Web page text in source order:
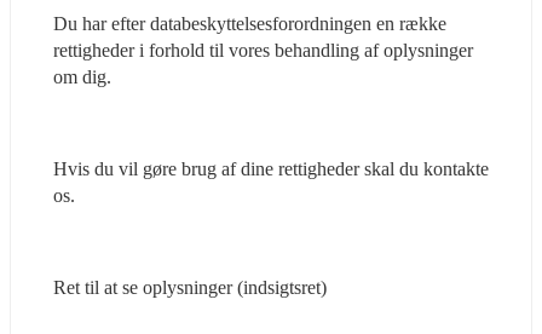
Du har efter databeskyttelsesforordningen en række
rettigheder i forhold til vores behandling af oplysninger
om dig.
Hvis du vil gøre brug af dine rettigheder skal du kontakte
os.
Ret til at se oplysninger (indsigtsret)